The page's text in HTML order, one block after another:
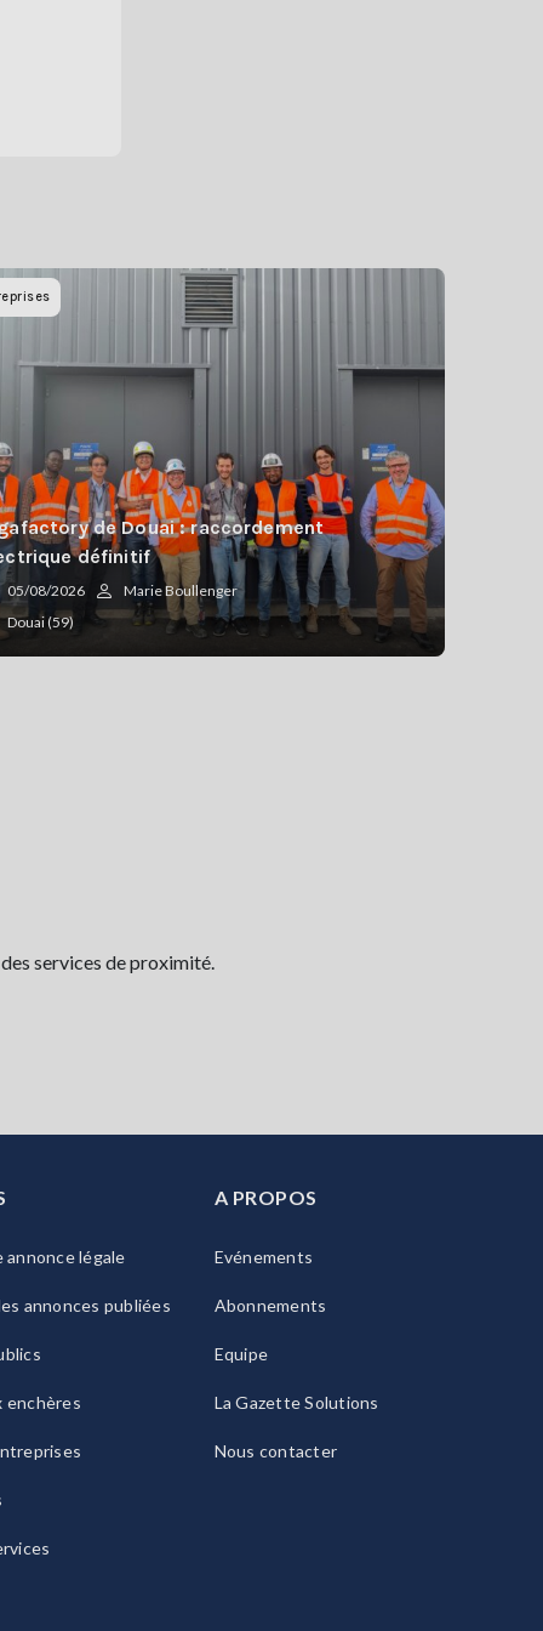
de Douai : raccordement
définitif
05/08/2026
Marie Boullenger
Douai (59)
services de proximité.
annonce légale
annonces publiées
enchères
A PROPOS
Evénements
Abonnements
Equipe
La Gazette Solutions
Nous contacter